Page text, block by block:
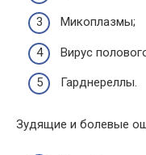
Микоплазмы;
Вирус
Гарднереллы.
Зудящие и болевые